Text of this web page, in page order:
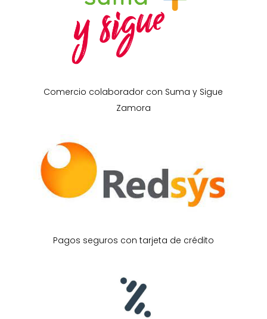
Comercio colaborador con Suma y Sigue
Zamora
Pagos seguros con tarjeta de crédito